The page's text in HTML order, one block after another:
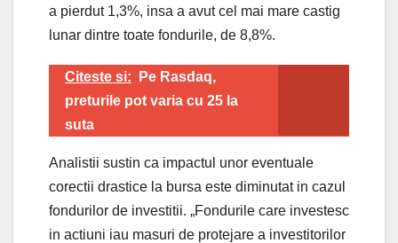
a pierdut 1,3%, insa a avut cel mai mare castig
lunar dintre toate fondurile, de 8,8%.
Citeste si:
Pe Rasdaq,
preturile pot varia cu 25 la
suta
Analistii sustin ca impactul unor eventuale
corectii drastice la bursa este diminutat in cazul
fondurilor de investitii. „Fondurile care investesc
in actiuni iau masuri de protejare a investitorilor